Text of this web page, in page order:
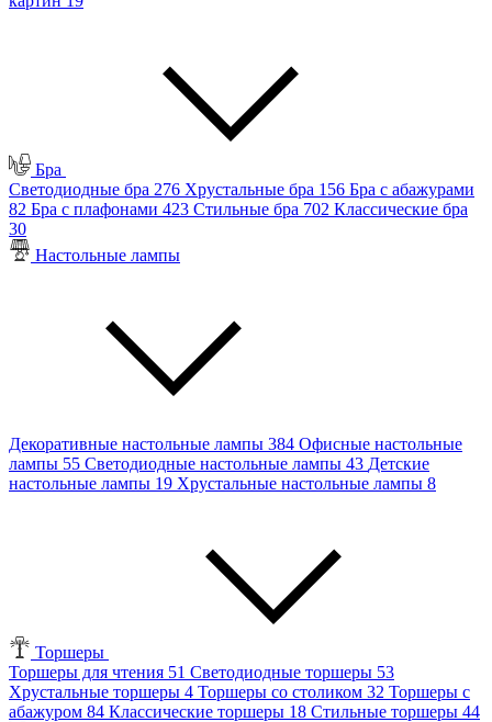
Бра
Светодиодные бра 276 Хрустальные бра 156 Бра с абажурами
82 Бра с плафонами 423 Стильные бра 702 Классические бра
30
Настольные лампы
Декоративные настольные лампы 384 Офисные настольные
лампы 55 Светодиодные настольные лампы 43 Детские
настольные лампы 19 Хрустальные настольные лампы 8
Торшеры
Торшеры для чтения 51 Светодиодные торшеры 53
Хрустальные торшеры 4 Торшеры со столиком 32 Торшеры с
абажуром 84 Классические торшеры 18 Стильные торшеры 44